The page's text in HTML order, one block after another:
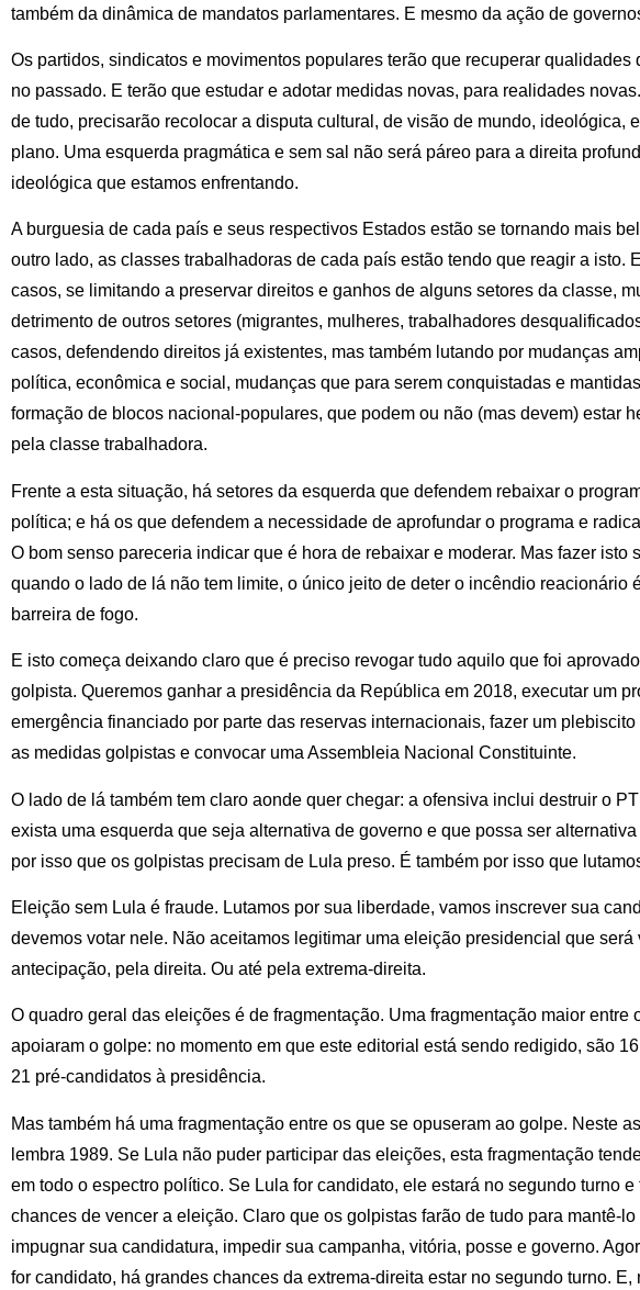
também da dinâmica de mandatos parlamentares. E mesmo da ação de
Os partidos, sindicatos e movimentos populares terão que recuperar qualidades
no passado. E terão que estudar e adotar medidas novas, para realidades
de tudo, precisarão recolocar a disputa cultural, de visão de mundo, ideológica,
plano. Uma esquerda pragmática e sem sal não será páreo para a direita
ideológica que estamos enfrentando.
A burguesia de cada país e seus respectivos Estados estão se tornando mais
outro lado, as classes trabalhadoras de cada país estão tendo que reagir a isto.
casos, se limitando a preservar direitos e ganhos de alguns setores da classe,
detrimento de outros setores (migrantes, mulheres, trabalhadores
casos, defendendo direitos já existentes, mas também lutando por mudanças
política, econômica e social, mudanças que para serem conquistadas e
formação de blocos nacional-populares, que podem ou não (mas devem) estar
pela classe trabalhadora.
Frente a esta situação, há setores da esquerda que defendem rebaixar o
política; e há os que defendem a necessidade de aprofundar o programa e
O bom senso pareceria indicar que é hora de rebaixar e moderar. Mas fazer isto
quando o lado de lá não tem limite, o único jeito de deter o incêndio reacionário
barreira de fogo.
E isto começa deixando claro que é preciso revogar tudo aquilo que foi
golpista. Queremos ganhar a presidência da República em 2018, executar um
emergência financiado por parte das reservas internacionais, fazer um
as medidas golpistas e convocar uma Assembleia Nacional Constituinte.
O lado de lá também tem claro aonde quer chegar: a ofensiva inclui destruir o
exista uma esquerda que seja alternativa de governo e que possa ser alternativa
por isso que os golpistas precisam de Lula preso. É também por isso que
Eleição sem Lula é fraude. Lutamos por sua liberdade, vamos inscrever sua
devemos votar nele. Não aceitamos legitimar uma eleição presidencial que será
antecipação, pela direita. Ou até pela extrema-direita.
O quadro geral das eleições é de fragmentação. Uma fragmentação maior entre
apoiaram o golpe: no momento em que este editorial está sendo redigido, são
21 pré-candidatos à presidência.
Mas também há uma fragmentação entre os que se opuseram ao golpe. Neste
lembra 1989. Se Lula não puder participar das eleições, esta fragmentação
em todo o espectro político. Se Lula for candidato, ele estará no segundo turno e
chances de vencer a eleição. Claro que os golpistas farão de tudo para mantê-lo
impugnar sua candidatura, impedir sua campanha, vitória, posse e governo.
for candidato, há grandes chances da extrema-direita estar no segundo turno. E,